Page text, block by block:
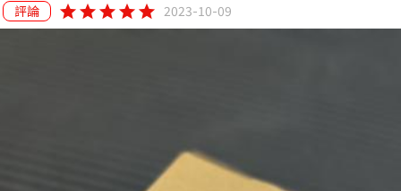
評論 starstarstarstarstar 2023-10-09